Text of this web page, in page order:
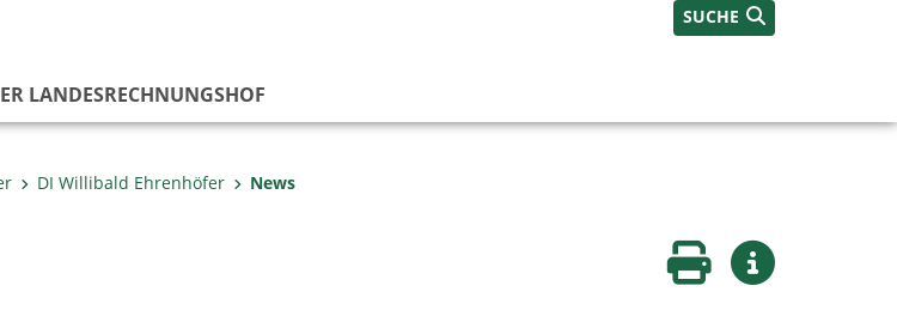
SUCHE
LANDESRECHNUNGSHOF
DI Willibald Ehrenhöfer News
Seite druckenWeitere Infos